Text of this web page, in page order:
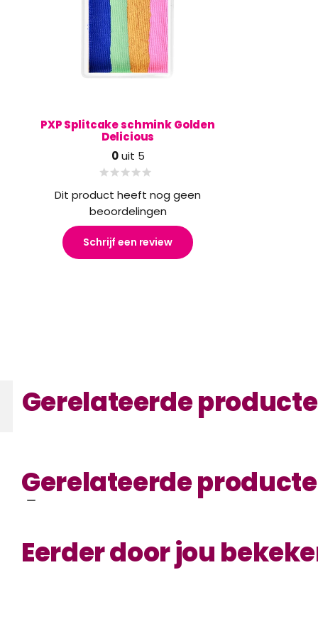
PXP Splitcake schmink Golden
Delicious
0uit 5
Dit product heeft nog geen
beoordelingen
Schrijf een review
Gerelateerde
Gerelateerde
Eerder door jou